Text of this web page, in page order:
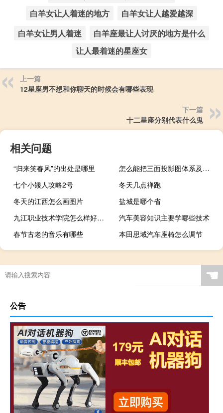
白羊女让人着迷的地方
白羊女让人越爱越深
白羊女让男人着迷
白羊座最让人讨厌的地方是什么
让人最着迷的星座女
上一篇
12星座男不想和你聊天的时候会有哪些表现
下一篇
十二星座分别代表什么鬼
相关问题
“归来笑春风”的出处是哪里
怎么能把三面投影图体系及点的三面投影学好？
七个小矮人攻略2号
冬天几点禅跑
冬天的江西怎么画图片
盐城是哪个省
九江职业技术学院怎么样好不好（九江职业技术学院怎么样）
汽车美容知识主要学哪些技术
春节古老的音乐有哪些
本田思域汽车座椅怎么调节
☚
公告